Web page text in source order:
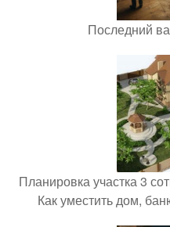
Последний
Планировка участка 3
Как уместить дом,